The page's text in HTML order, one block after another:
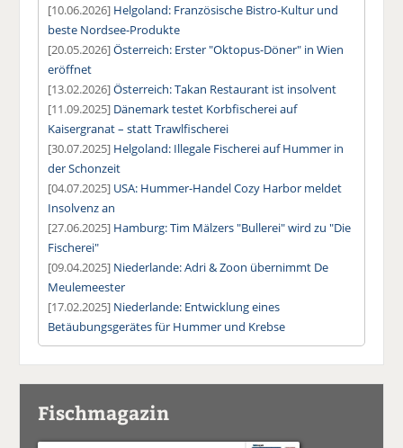
[10.06.2026] Helgoland: Französische Bistro-Kultur und
beste Nordsee-Produkte
[20.05.2026]Österreich: Erster "Oktopus-Döner" in Wien
eröffnet
[13.02.2026]Österreich: Takan Restaurant ist insolvent
[11.09.2025] Dänemark testet Korbfischerei auf
Kaisergranat – statt Trawlfischerei
[30.07.2025] Helgoland: Illegale Fischerei auf Hummer in
der Schonzeit
[04.07.2025] USA: Hummer-Handel Cozy Harbor meldet
Insolvenz an
[27.06.2025] Hamburg: Tim Mälzers "Bullerei" wird zu "Die
Fischerei"
[09.04.2025] Niederlande: Adri & Zoon übernimmt De
Meulemeester
[17.02.2025] Niederlande: Entwicklung eines
Betäubungsgerätes für Hummer und Krebse
Fischmagazin